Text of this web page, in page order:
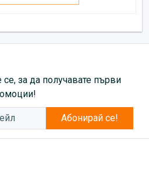
се, за да получавате първи
Абонирай се!